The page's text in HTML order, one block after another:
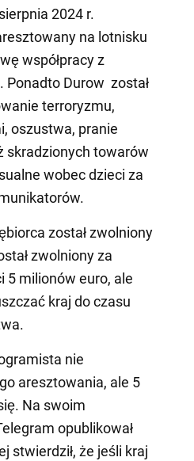
2024 r.
na lotnisku
współpracy z
Ponadto Durow został
terroryzmu,
oszustwa, pranie
skradzionych towarów
wobec dzieci za
został zwolniony
zwolniony za
5 milionów euro, ale
kraj do czasu
nie
aresztowania, ale 5
Na swoim
opublikował
stwierdził, że jeśli kraj